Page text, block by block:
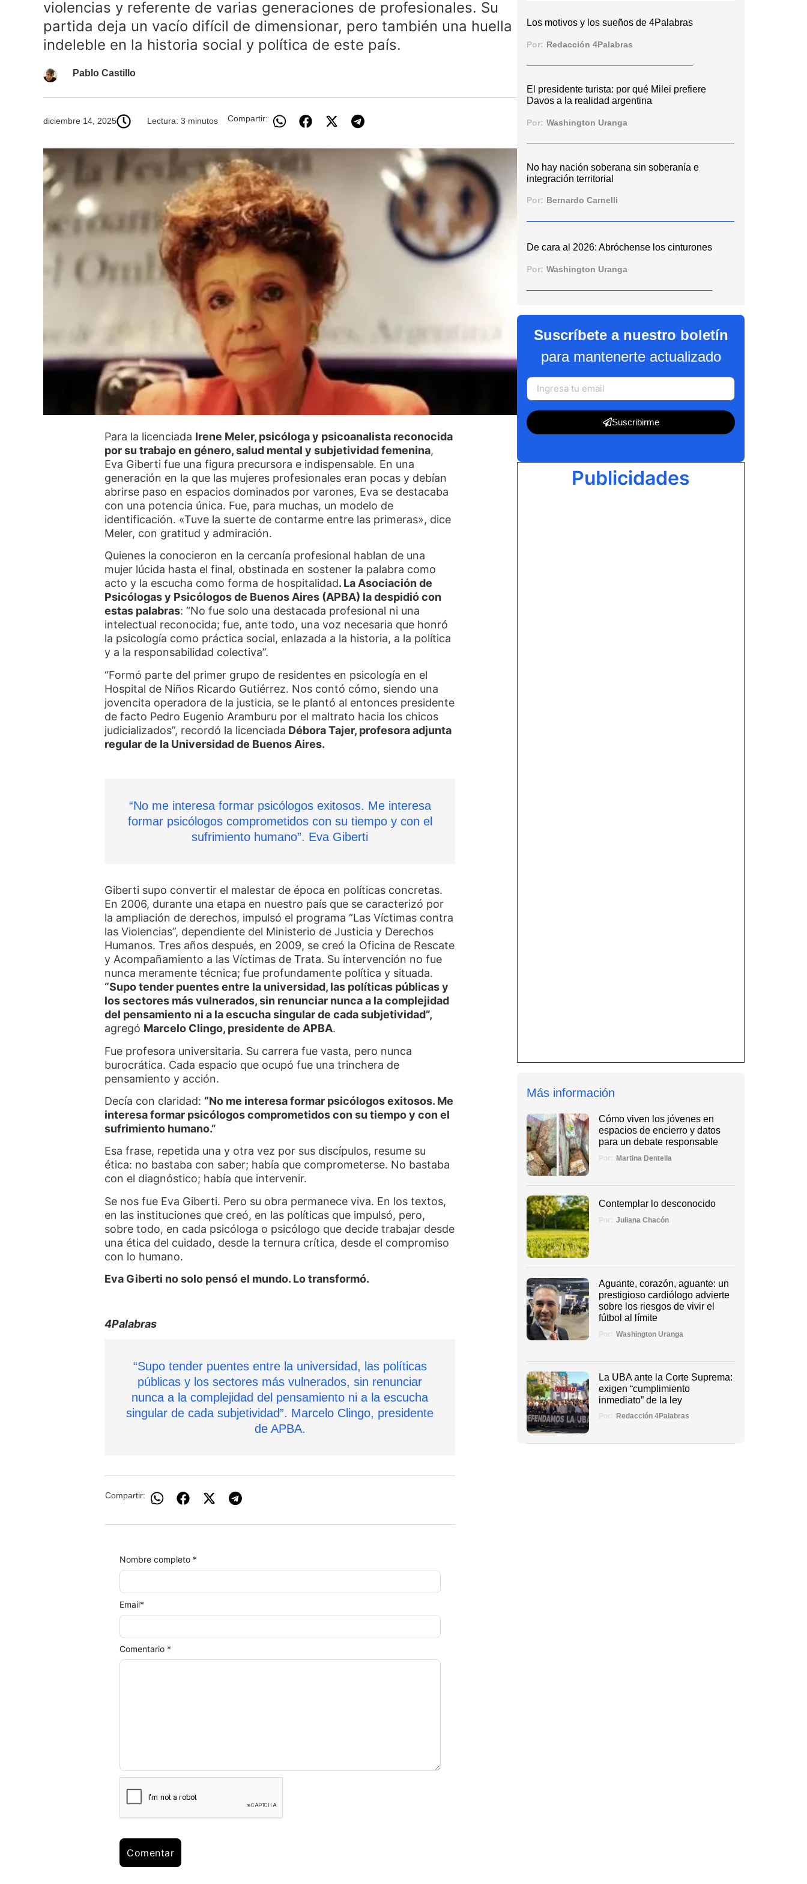
violencias y referente de varias generaciones de profesionales. Su
partida deja un vacío difícil de dimensionar, pero también una huella
indeleble en la historia social y política de este país.
Pablo Castillo
diciembre 14, 2025 Lectura: 3 minutos Compartir:
Para la licenciada Irene Meler, psicóloga y psicoanalista reconocida
por su trabajo en género, salud mental y subjetividad femenina,
Eva Giberti fue una figura precursora e indispensable. En una
generación en la que las mujeres profesionales eran pocas y debían
abrirse paso en espacios dominados por varones, Eva se destacaba
con una potencia única. Fue, para muchas, un modelo de
identificación. «Tuve la suerte de contarme entre las primeras», dice
Meler, con gratitud y admiración.
Quienes la conocieron en la cercanía profesional hablan de una
mujer lúcida hasta el final, obstinada en sostener la palabra como
acto y la escucha como forma de hospitalidad. La Asociación de
Psicólogas y Psicólogos de Buenos Aires (APBA) la despidió con
estas palabras: “No fue solo una destacada profesional ni una
intelectual reconocida; fue, ante todo, una voz necesaria que honró
la psicología como práctica social, enlazada a la historia, a la política
y a la responsabilidad colectiva”.
“Formó parte del primer grupo de residentes en psicología en el
Hospital de Niños Ricardo Gutiérrez. Nos contó cómo, siendo una
jovencita operadora de la justicia, se le plantó al entonces presidente
de facto Pedro Eugenio Aramburu por el maltrato hacia los chicos
judicializados”, recordó la licenciada Débora Tajer, profesora adjunta
regular de la Universidad de Buenos Aires.
“No me interesa formar psicólogos exitosos. Me interesa
formar psicólogos comprometidos con su tiempo y con el
sufrimiento humano”. Eva Giberti
Giberti supo convertir el malestar de época en políticas concretas.
En 2006, durante una etapa en nuestro país que se caracterizó por
la ampliación de derechos, impulsó el programa “Las Víctimas contra
las Violencias”, dependiente del Ministerio de Justicia y Derechos
Humanos. Tres años después, en 2009, se creó la Oficina de Rescate
y Acompañamiento a las Víctimas de Trata. Su intervención no fue
nunca meramente técnica; fue profundamente política y situada.
“Supo tender puentes entre la universidad, las políticas públicas y
los sectores más vulnerados, sin renunciar nunca a la complejidad
del pensamiento ni a la escucha singular de cada subjetividad”,
agregó Marcelo Clingo, presidente de APBA.
Fue profesora universitaria. Su carrera fue vasta, pero nunca
burocrática. Cada espacio que ocupó fue una trinchera de
pensamiento y acción.
Decía con claridad: “No me interesa formar psicólogos exitosos. Me
interesa formar psicólogos comprometidos con su tiempo y con el
sufrimiento humano.”
Esa frase, repetida una y otra vez por sus discípulos, resume su
ética: no bastaba con saber; había que comprometerse. No bastaba
con el diagnóstico; había que intervenir.
Se nos fue Eva Giberti. Pero su obra permanece viva. En los textos,
en las instituciones que creó, en las políticas que impulsó, pero,
sobre todo, en cada psicóloga o psicólogo que decide trabajar desde
una ética del cuidado, desde la ternura crítica, desde el compromiso
con lo humano.
Eva Giberti no solo pensó el mundo. Lo transformó.
4Palabras
“Supo tender puentes entre la universidad, las políticas
públicas y los sectores más vulnerados, sin renunciar
nunca a la complejidad del pensamiento ni a la escucha
singular de cada subjetividad”. Marcelo Clingo, presidente
de APBA.
Compartir:
Comentario *
Nombre completo *
Email*
Los motivos y los sueños de 4Palabras
Por: Redacción 4Palabras
El presidente turista: por qué Milei prefiere
Davos a la realidad argentina
Por: Washington Uranga
No hay nación soberana sin soberanía e
integración territorial
Por: Bernardo Carnelli
De cara al 2026: Abróchense los cinturones
Por: Washington Uranga
Suscríbete a nuestro boletín
para mantenerte actualizado
Suscribirme
Publicidades
Más información
Cómo viven los jóvenes en
espacios de encierro y datos
para un debate responsable
Por: Martina Dentella
Contemplar lo desconocido
Por: Juliana Chacón
Aguante, corazón, aguante: un
prestigioso cardiólogo advierte
sobre los riesgos de vivir el
fútbol al límite
Por: Washington Uranga
La UBA ante la Corte Suprema:
exigen “cumplimiento
inmediato” de la ley
Por: Redacción 4Palabras